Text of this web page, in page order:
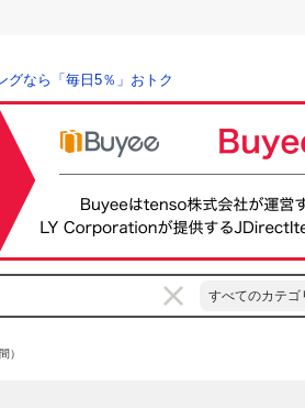
グなら「毎日5％」おトク
すべてのカテゴ
）